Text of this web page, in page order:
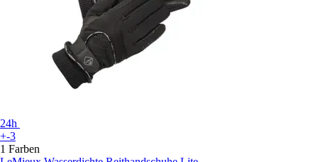
24h
+-3
1 Farben